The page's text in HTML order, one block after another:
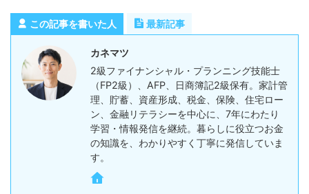
この記事を書いた人 最新記事
カネマツ
2級ファイナンシャル・プランニング技能士
（FP2級）、AFP、日商簿記2級保有。家計管
理、貯蓄、資産形成、税金、保険、住宅ロー
ン、金融リテラシーを中心に、7年にわたり
学習・情報発信を継続。暮らしに役立つお金
の知識を、わかりやすく丁寧に発信していま
す。